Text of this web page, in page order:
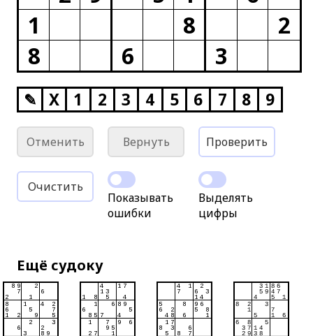
1
8
2
8
6 3
✎ X 1 2 3 4 5 6 7 8 9
Отменить Вернуть Проверить
Очистить
Показывать
ошибки
Выделять
цифры
Ещё судоку